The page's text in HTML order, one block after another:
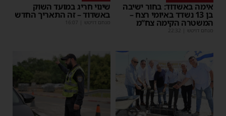
אימה באשדוד: בחור ישיבה
בן 13 נשדד באיומי רצח –
המשטרה הקימה צח”מ
מנחם דויטש 22:32
שינוי חריג במועד השוק
באשדוד – זה התאריך החדש
מנחם דויטש 16:07